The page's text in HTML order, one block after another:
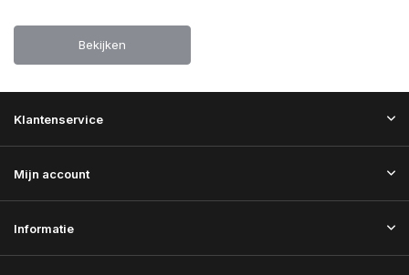
Bekijken
Klantenservice
Mijn account
Informatie